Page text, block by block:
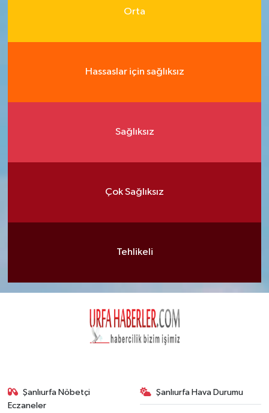
Orta
Hassaslar için sağlıksız
Sağlıksız
Çok Sağlıksız
Tehlikeli
Şanlıurfa Nöbetçi
Eczaneler
Şanlıurfa Hava Durumu